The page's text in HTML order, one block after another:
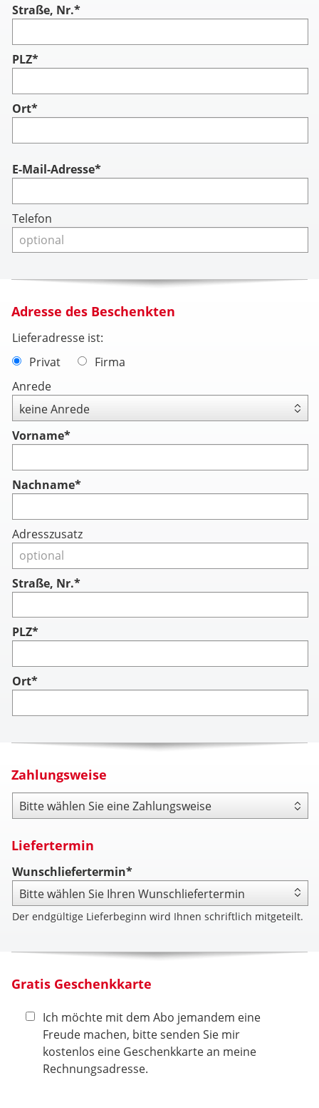
Straße, Nr.*
PLZ*
Ort*
Account
E-Mail-Adresse*
Telefon
Adresse des Beschenkten
Lieferadresse ist:
Privat
Firma
Anrede
Vorname*
Nachname*
Adresszusatz
Straße, Nr.*
PLZ*
Ort*
Zahlungsweise
Zahlungsweise
Liefertermin
Wunschliefertermin*
Der endgültige Lieferbeginn wird Ihnen schriftlich mitgeteilt.
Gratis Geschenkkarte
Ich möchte mit dem Abo jemandem eine
Freude machen, bitte senden Sie mir
kostenlos eine Geschenkkarte an meine
Rechnungsadresse.